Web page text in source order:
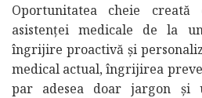
Oportunitatea cheie
asistenței medicale de la
îngrijire proactivă și
medical actual, îngrijirea
par adesea doar jargon și